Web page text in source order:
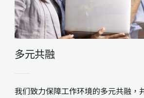
多元共融
我们致力保障工作环境的多元共融，